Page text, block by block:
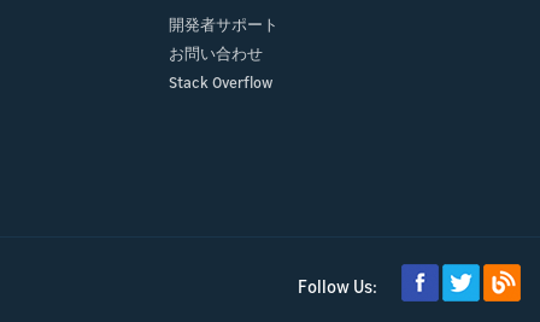
開発者サポート
お問い合わせ
Stack Overflow
Follow Us: